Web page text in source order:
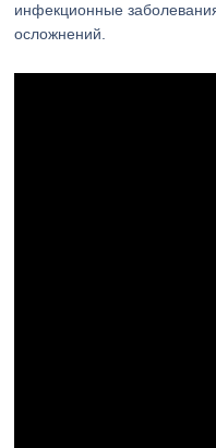
инфекционные
осложнений.